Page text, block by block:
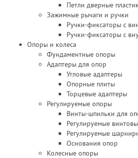
Петли дверные
Зажимные рычаги и ручки
Ручки-фиксаторы c
Ручки-фиксаторы c
Опоры и колеса
Фундаментные опоры
Адаптеры для опор
Угловые адаптеры
Опорные плиты
Торцевые адаптеры
Регулируемые опоры
Винты-шпильки для
Регулируемые
Регулируемые
Основания опор
Колесные опоры